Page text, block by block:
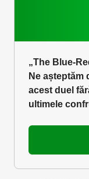
„The Blue-
Ne așteptăm
acest duel
ultimele